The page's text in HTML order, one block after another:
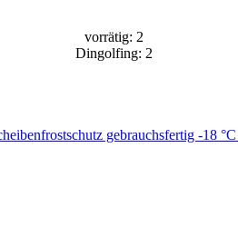
vorrätig: 2
Dingolfing: 2